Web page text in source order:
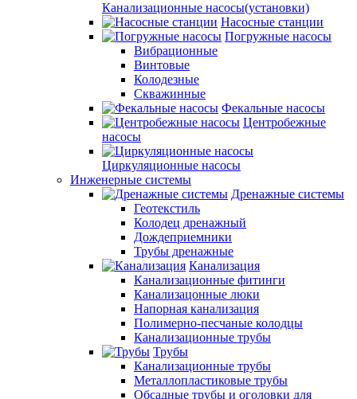
Канализационные насосы(установки)
Насосные станции
Погружные насосы
Вибрационные
Винтовые
Колодезные
Скважинные
Фекальные насосы
Центробежные
насосы
Циркуляционные насосы
Инженерные системы
Дренажные системы
Геотекстиль
Колодец дренажный
Дождеприемники
Трубы дренажные
Канализация
Канализационные фитинги
Канализацонные люки
Напорная канализация
Полимерно-песчаные колодцы
Канализационные трубы
Трубы
Канализационные трубы
Металлопластиковые трубы
Обсадные трубы и оголовки для